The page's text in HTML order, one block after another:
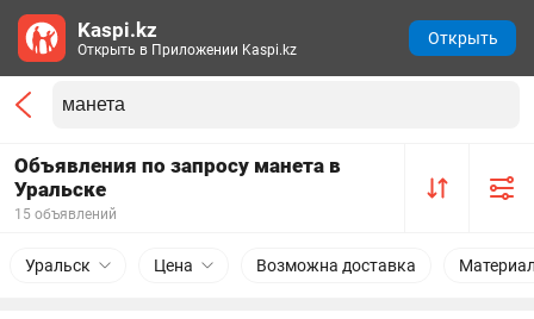
Объявления по запросу манета в
Уральске
15 объявлений
Уральск Цена Возможна доставка
Kaspi.kz
Открыть в Приложении Kaspi.kz
Открыть